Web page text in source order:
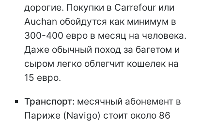
дорогие. Покупки в Carrefour или
Auchan обойдутся как минимум в
300-400 евро в месяц на человека.
Даже обычный поход за багетом и
сыром легко облегчит кошелек на
15 евро.
Транспорт: месячный абонемент в
Париже (Navigo) стоит около 86